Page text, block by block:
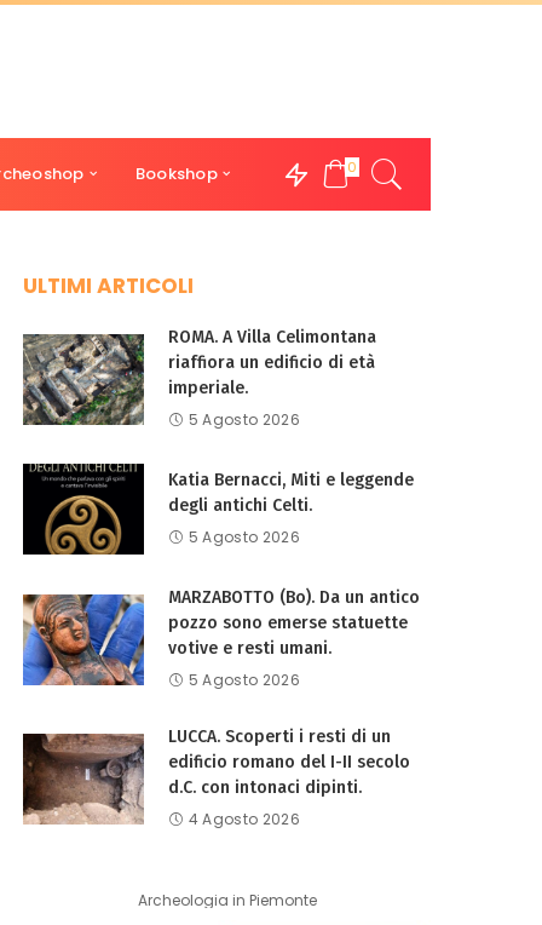
Bookshop 0
ULTIMI ARTICOLI
ROMA. A Villa Celimontana
riaffiora un edificio di età
imperiale.
5 Agosto 2026
Katia Bernacci, Miti e leggende
degli antichi Celti.
5 Agosto 2026
MARZABOTTO (Bo). Da un antico
pozzo sono emerse statuette
votive e resti umani.
5 Agosto 2026
LUCCA. Scoperti i resti di un
edificio romano del I-II secolo
d.C. con intonaci dipinti.
4 Agosto 2026
Archeologia in Piemonte